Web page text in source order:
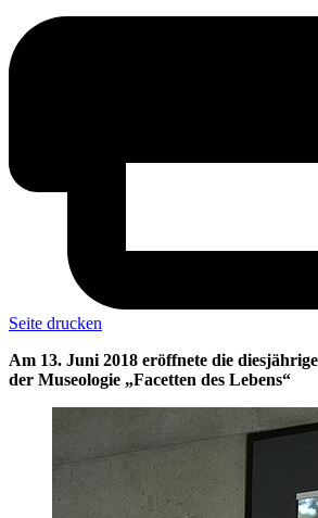
Seite drucken
Am 13. Juni 2018 eröffnete die
der Museologie „Facetten des Lebens“